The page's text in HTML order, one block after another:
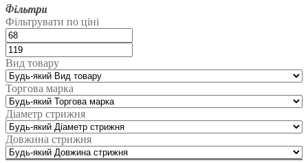
Фільтри
Фільтрувати по ціні
Вид товару
Торгова марка
Діаметр стрижня
Довжина стрижня